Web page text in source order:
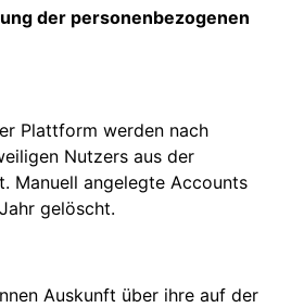
der personenbezogenen
Plattform werden nach
Nutzers aus der
Manuell angelegte Accounts
gelöscht.
Auskunft über ihre auf der